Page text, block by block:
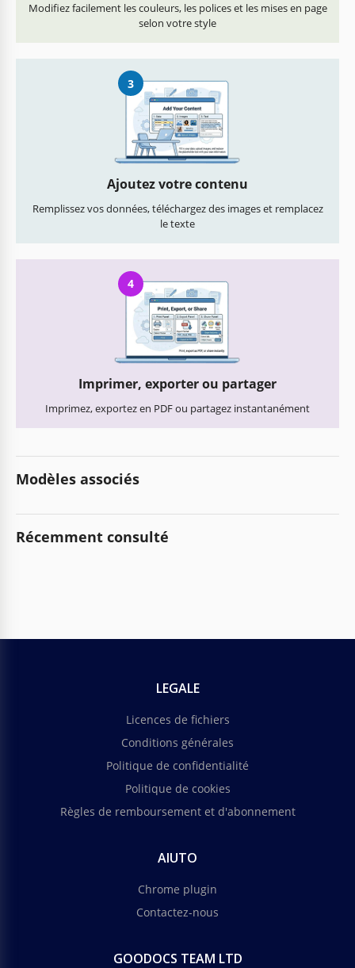
Modifiez facilement les couleurs, les polices et les mises en page
selon votre style
3
Ajoutez votre contenu
Remplissez vos données, téléchargez des images et remplacez
le texte
4
Imprimer, exporter ou partager
Imprimez, exportez en PDF ou partagez instantanément
Modèles associés
Récemment consulté
LEGALE
Licences de fichiers
Conditions générales
Politique de confidentialité
Politique de cookies
Règles de remboursement et d'abonnement
AIUTO
Chrome plugin
Contactez-nous
GOODOCS TEAM LTD